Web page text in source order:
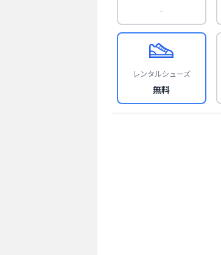
-
レンタルシューズ
無料